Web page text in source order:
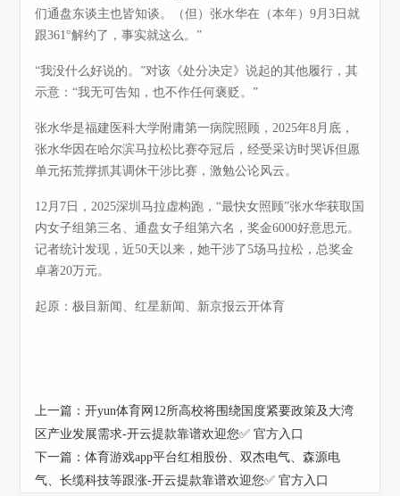
们通盘东谈主也皆知谈。（但）张水华在（本年）9月3日就
跟361°解约了，事实就这么。”
“我没什么好说的。”对该《处分决定》说起的其他履行，其
示意：“我无可告知，也不作任何褒贬。”
张水华是福建医科大学附庸第一病院照顾，2025年8月底，
张水华因在哈尔滨马拉松比赛夺冠后，经受采访时哭诉但愿
单元拓荒撑抓其调休干涉比赛，激勉公论风云。
12月7日，2025深圳马拉虚构跑，“最快女照顾”张水华获取国
内女子组第三名、通盘女子组第六名，奖金6000好意思元。
记者统计发现，近50天以来，她干涉了5场马拉松，总奖金
卓著20万元。
起原：极目新闻、红星新闻、新京报云开体育
上一篇：开yun体育网12所高校将围绕国度紧要政策及大湾
区产业发展需求-开云提款靠谱欢迎您✅ 官方入口
下一篇：体育游戏app平台红相股份、双杰电气、森源电
气、长缆科技等跟涨-开云提款靠谱欢迎您✅ 官方入口